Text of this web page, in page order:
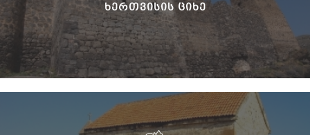
ᲮᲔᲠᲗᲕᲘᲡᲘᲡ ᲪᲘᲮᲔ